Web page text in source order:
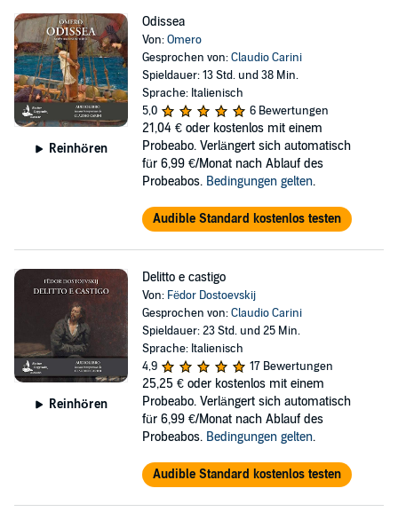
Reinhören
Odissea
Von:Omero
Gesprochen von:Claudio Carini
Spieldauer: 13 Std. und 38 Min.
Sprache: Italienisch
5,0
6 Bewertungen
21,04 € oder kostenlos mit einem
Probeabo. Verlängert sich automatisch
für 6,99 €/Monat nach Ablauf des
Probeabos. Bedingungen gelten.
Audible Standard kostenlos testen
Reinhören
Delitto e castigo
Von: Fëdor Dostoevskij
Gesprochen von:Claudio Carini
Spieldauer: 23 Std. und 25 Min.
Sprache: Italienisch
4,9
17 Bewertungen
25,25 € oder kostenlos mit einem
Probeabo. Verlängert sich automatisch
für 6,99 €/Monat nach Ablauf des
Probeabos. Bedingungen gelten.
Audible Standard kostenlos testen